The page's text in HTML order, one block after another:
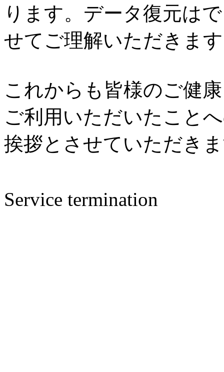
ります。データ復元は
せてご理解いただきま
これからも皆様のご健
ご利用いただいたこと
挨拶とさせていただき
Service termination